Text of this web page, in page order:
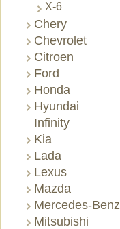
X-6
Chery
Chevrolet
Citroen
Ford
Honda
Hyundai
Infinity
Kia
Lada
Lexus
Mazda
Mercedes-Benz
Mitsubishi